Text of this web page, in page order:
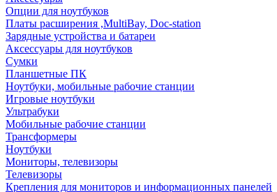
Опции для ноутбуков
Платы расширения ,MultiBay, Doc-station
Зарядные устройства и батареи
Аксессуары для ноутбуков
Сумки
Планшетные ПК
Ноутбуки, мобильные рабочие станции
Игровые ноутбуки
Ультрабуки
Мобильные рабочие станции
Трансформеры
Ноутбуки
Мониторы, телевизоры
Телевизоры
Крепления для мониторов и информационных панелей